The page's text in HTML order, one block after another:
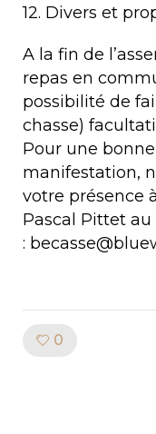
12. Divers et
A la fin de
repas en
possibilité de
chasse)
Pour une
manifestation,
votre présence à
Pascal Pittet au
:
0